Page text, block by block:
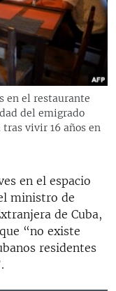
LATINA
en el restaurante
del emigrado
vivir 16 años en
en el espacio
ministro de
de Cuba,
“no existe
residentes